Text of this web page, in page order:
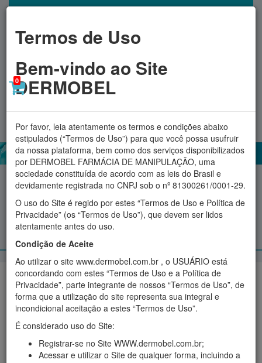
0
MINHA CONTA
Acessórios Aromatizadores Cosméticos Fitoterápicos
Proteção Solar Suplementos e produtos Naturais
Termos de Uso
Bem-vindo ao Site
DERMOBEL
Por favor, leia atentamente os termos e condições abaixo
estipulados (“Termos de Uso”) para que você possa usufruir
da nossa plataforma, bem como dos serviços disponibilizados
por DERMOBEL FARMÁCIA DE MANIPULAÇÃO, uma
sociedade constituída de acordo com as leis do Brasil e
devidamente registrada no CNPJ sob o nº 81300261/0001-29.
O uso do Site é regido por estes “Termos de Uso e Política de
Privacidade” (os “Termos de Uso”), que devem ser lidos
atentamente antes do uso.
Condição de Aceite
Ao utilizar o site www.dermobel.com.br , o USUÁRIO está
concordando com estes “Termos de Uso e a Política de
Privacidade”, parte integrante de nossos “Termos de Uso”, de
forma que a utilização do site representa sua integral e
incondicional aceitação a estes “Termos de Uso”.
É considerado uso do Site:
Registrar-se no Site WWW.dermobel.com.br;
Acessar e utilizar o Site de qualquer forma, incluindo a
Início› Produtos
Nutracêuticos e Fitoterápicos
Filtrar